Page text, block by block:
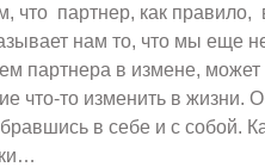
что партнер, как правило,
нам то, что мы еще
партнера в измене, может
что-то изменить в жизни.
в себе и с собой.